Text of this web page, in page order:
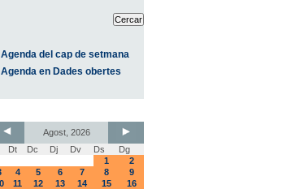
Agenda del cap de setmana
Agenda en Dades obertes
Agost, 2026
Dt Dc Dj Dv Ds
Dg
1
2
4 5 6 7 8
9
11 12 13 14 15
16